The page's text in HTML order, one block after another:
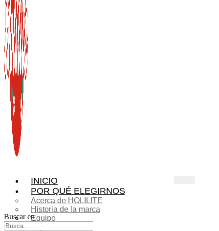
INICIO
POR QUÉ ELEGIRNOS
Acerca de HOLILITE
Historia de la marca
Equipo
Buscar en